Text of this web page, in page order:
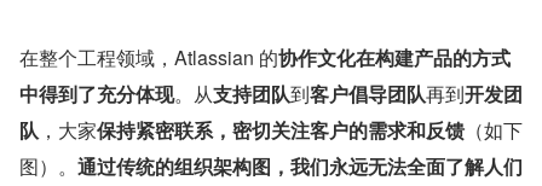
在整个工程领域，Atlassian 的协作文化在构建产品的方式
中得到了充分体现。从支持团队到客户倡导团队再到开发团
队 ，大家保持紧密联系，密切关注客户的需求和反馈 （如下
图）。 通过传统的组织架构图，我们永远无法全面了解人们